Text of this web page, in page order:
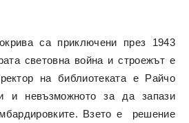
са приключени през 1943
световна война и строежът е
на библиотеката е Райчо
и невъзможното за да запази
Взето е решение